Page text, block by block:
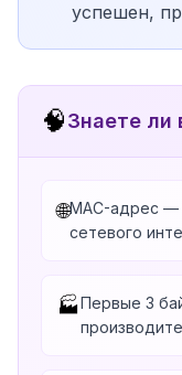
успешен,
🧠Знаете ли
🌐MAC-адрес —
сетевого
🏭Первые 3